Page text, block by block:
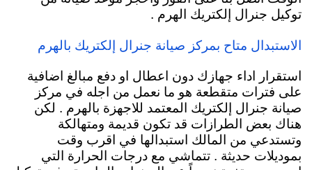
توكيل جنرال إلكتريك الهرم .
الاستبدال متاح بمركز صيانة جنرال إلكتريك بالهرم
استقرار اداء جهازك دون اعطال او دفع مبالغ اضافية
على فترات متقطعة هو ما نعمل من اجله في مركز
صيانة جنرال إلكتريك المعتمد للاجهزة بالهرم . لكن
هناك بعض الطرازات قد تكون قديمة ومتهالكة
وتستدعي من المالك استبدالها في اقرب وقت
بموديلات حديثة . تتماشي مع درجات الحرارة التي